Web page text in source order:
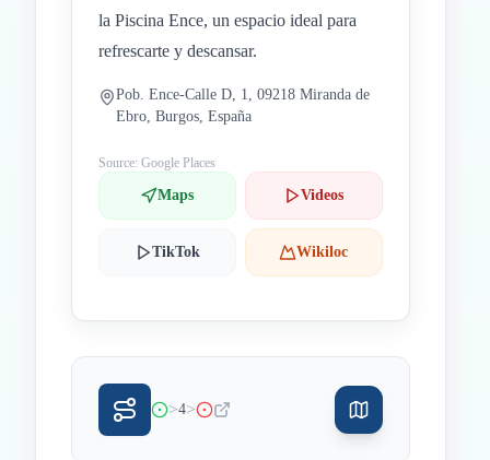
la Piscina Ence, un espacio ideal para
refrescarte y descansar.
Pob. Ence-Calle D, 1, 09218 Miranda de
Ebro, Burgos, España
Source: Google Places
Maps Videos
TikTok Wikiloc
>4>